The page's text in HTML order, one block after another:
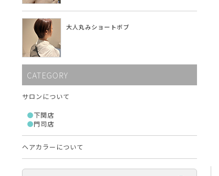
大人丸みショートボブ
CATEGORY
サロンについて
下関店
門司店
ヘアカラーについて